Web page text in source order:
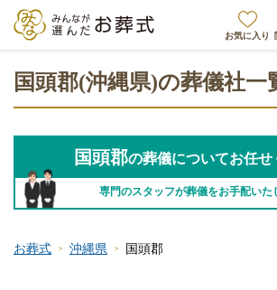
お気に入り
国頭郡(沖縄県)の葬儀社一
国頭郡の葬儀についてお任せ
専門のスタッフが葬儀をお手配いた
お葬式 沖縄県 国頭郡